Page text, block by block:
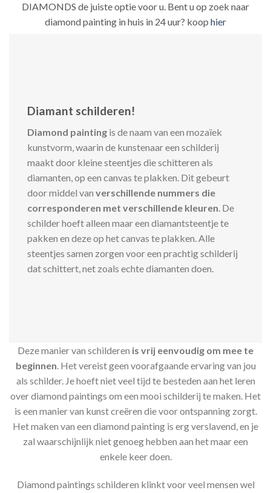
DIAMONDS de juiste optie voor u. Bent u op zoek naar
diamond painting in huis in 24 uur? koop hier
Diamant schilderen!
Diamond painting is de naam van een mozaïek
kunstvorm, waarin de kunstenaar een schilderij
maakt door kleine steentjes die schitteren als
diamanten, op een canvas te plakken. Dit gebeurt
door middel van verschillende nummers die
corresponderen met verschillende kleuren . De
schilder hoeft alleen maar een diamantsteentje te
pakken en deze op het canvas te plakken. Alle
steentjes samen zorgen voor een prachtig schilderij
dat schittert, net zoals echte diamanten doen.
Deze manier van schilderen is vrij eenvoudig om mee te
beginnen. Het vereist geen voorafgaande ervaring van jou
als schilder. Je hoeft niet veel tijd te besteden aan het leren
over diamond paintings om een mooi schilderij te maken. Het
is een manier van kunst creëren die voor ontspanning zorgt.
Het maken van een diamond painting is erg verslavend, en je
zal waarschijnlijk niet genoeg hebben aan het maar een
enkele keer doen.
Diamond paintings schilderen klinkt voor veel mensen wel